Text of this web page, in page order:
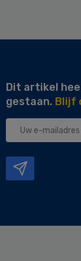
Dit artikel
gestaan. Blijf
Uw